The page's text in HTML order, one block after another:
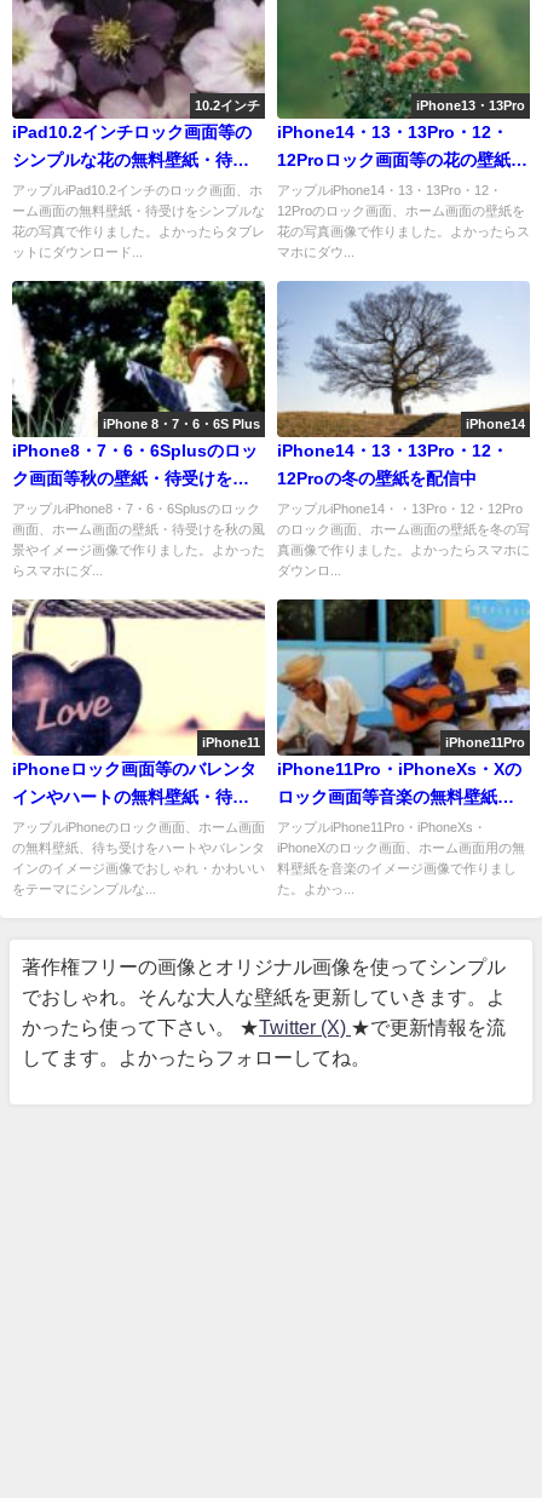
10.2インチ
iPad10.2インチロック画面等の
シンプルな花の無料壁紙・待受
けを配信中
アップルiPad10.2インチのロック画面、ホ
ーム画面の無料壁紙・待受けをシンプルな
花の写真で作りました。よかったらタブレ
ットにダウンロード...
iPhone13・13Pro
iPhone14・13・13Pro・12・
12Proロック画面等の花の壁紙が
取り放題
アップルiPhone14・13・13Pro・12・
12Proのロック画面、ホーム画面の壁紙を
花の写真画像で作りました。よかったらス
マホにダウ...
iPhone 8・7・6・6S Plus
iPhone8・7・6・6Splusのロッ
ク画面等秋の壁紙・待受けを配
信中
アップルiPhone8・7・6・6Splusのロック
画面、ホーム画面の壁紙・待受けを秋の風
景やイメージ画像で作りました。よかった
らスマホにダ...
iPhone14
iPhone14・13・13Pro・12・
12Proの冬の壁紙を配信中
アップルiPhone14・・13Pro・12・12Pro
のロック画面、ホーム画面の壁紙を冬の写
真画像で作りました。よかったらスマホに
ダウンロ...
iPhone11
iPhoneロック画面等のバレンタ
インやハートの無料壁紙・待受
けを配信中
アップルiPhoneのロック画面、ホーム画面
の無料壁紙、待ち受けをハートやバレンタ
インのイメージ画像でおしゃれ・かわいい
をテーマにシンプルな...
iPhone11Pro
iPhone11Pro・iPhoneXs・Xの
ロック画面等音楽の無料壁紙が
取り放題
アップルiPhone11Pro・iPhoneXs・
iPhoneXのロック画面、ホーム画面用の無
料壁紙を音楽のイメージ画像で作りまし
た。よかっ...
著作権フリーの画像とオリジナル画像を使ってシンプル
でおしゃれ。そんな大人な壁紙を更新していきます。よ
かったら使って下さい。 ★Twitter (X) ★で更新情報を流
してます。よかったらフォローしてね。